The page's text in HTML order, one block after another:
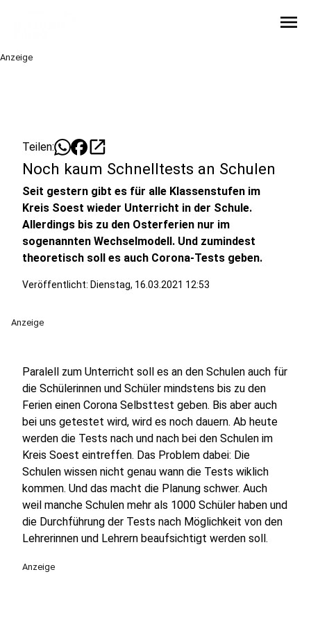
menu
Anzeige
Teilen: open_in_new
Noch kaum Schnelltests an Schulen
Seit gestern gibt es für alle Klassenstufen im
Kreis Soest wieder Unterricht in der Schule.
Allerdings bis zu den Osterferien nur im
sogenannten Wechselmodell. Und zumindest
theoretisch soll es auch Corona-Tests geben.
Veröffentlicht: Dienstag, 16.03.2021 12:53
Anzeige
Paralell zum Unterricht soll es an den Schulen auch für
die Schülerinnen und Schüler mindstens bis zu den
Ferien einen Corona Selbsttest geben. Bis aber auch
bei uns getestet wird, wird es noch dauern. Ab heute
werden die Tests nach und nach bei den Schulen im
Kreis Soest eintreffen. Das Problem dabei: Die
Schulen wissen nicht genau wann die Tests wiklich
kommen. Und das macht die Planung schwer. Auch
weil manche Schulen mehr als 1000 Schüler haben und
die Durchführung der Tests nach Möglichkeit von den
Lehrerinnen und Lehrern beaufsichtigt werden soll.
Anzeige